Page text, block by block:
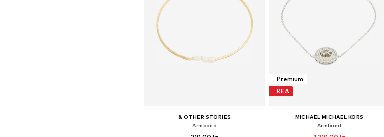
& OTHER STORIES
Armband
Premium
REA
MICHAEL MICHAEL KORS
Armband